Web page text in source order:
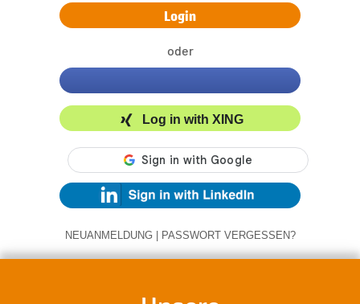
oder
Log in with XING
NEUANMELDUNG | PASSWORT VERGESSEN?